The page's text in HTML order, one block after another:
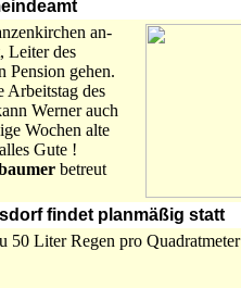
an-
, Leiter des
Pension gehen.
Arbeitstag des
Werner auch
Wochen alte
Gute !
betreut
findet planmäßig statt
50 Liter Regen pro Quadratmeter